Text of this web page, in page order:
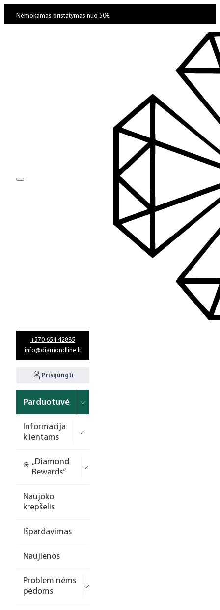
Nemokamas pristatymas nuo 50€
+370 654 42885
info@diamondline.lt
Prisijungti
Parduotuvė
Informacija
klientams
„Diamond
Rewards“
Naujoko
krepšelis
Išpardavimas
Naujienos
Probleminėms
pėdoms